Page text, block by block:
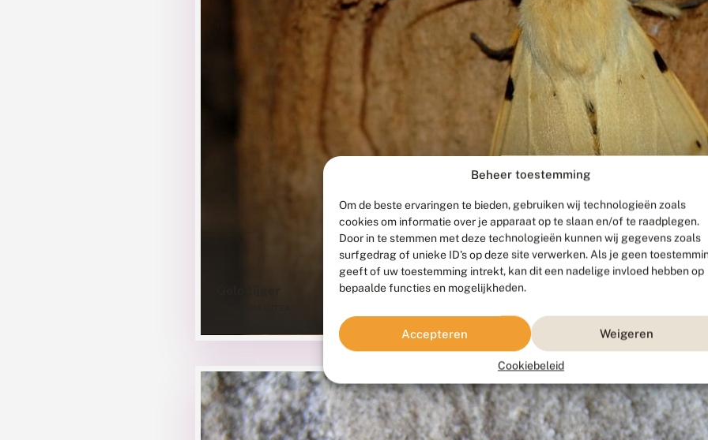
Beheer toestemming
Om de beste ervaringen te bieden, gebruiken wij technologieën zoals
cookies om informatie over je apparaat op te slaan en/of te raadplegen.
Door in te stemmen met deze technologieën kunnen wij gegevens zoals
surfgedrag of unieke ID's op deze site verwerken. Als je geen
geeft of uw toestemming intrekt, kan dit een nadelige invloed hebben op
bepaalde functies en mogelijkheden.
Accepteren Weigeren
Cookiebeleid
Fotograaf: Lou van der Linde, Hoofddorp, 21 januari 2012